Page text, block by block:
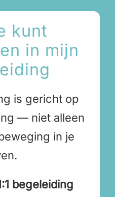
kunt
in mijn
is gericht op
— niet alleen
in je
begeleiding